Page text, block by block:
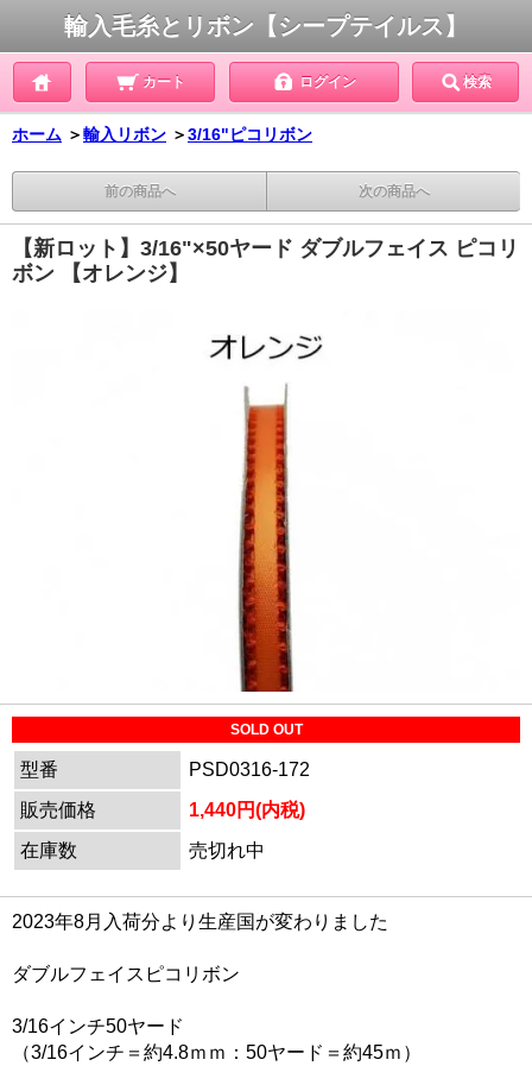
輸入毛糸とリボン【シープテイルス】
カート ログイン 検索
ホーム ＞輸入リボン ＞3/16"ピコリボン
前の商品へ 次の商品へ
【新ロット】3/16"×50ヤード ダブルフェイス ピコリ
ボン 【オレンジ】
SOLD OUT
型番
PSD0316-172
販売価格
1,440円(内税)
在庫数
売切れ中
2023年8月入荷分より生産国が変わりました
ダブルフェイスピコリボン
3/16インチ50ヤード
（3/16インチ＝約4.8ｍｍ：50ヤード＝約45ｍ）